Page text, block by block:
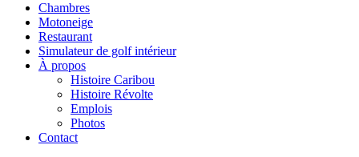
Chambres
Motoneige
Restaurant
Simulateur de golf intérieur
À propos
Histoire Caribou
Histoire Révolte
Emplois
Photos
Contact